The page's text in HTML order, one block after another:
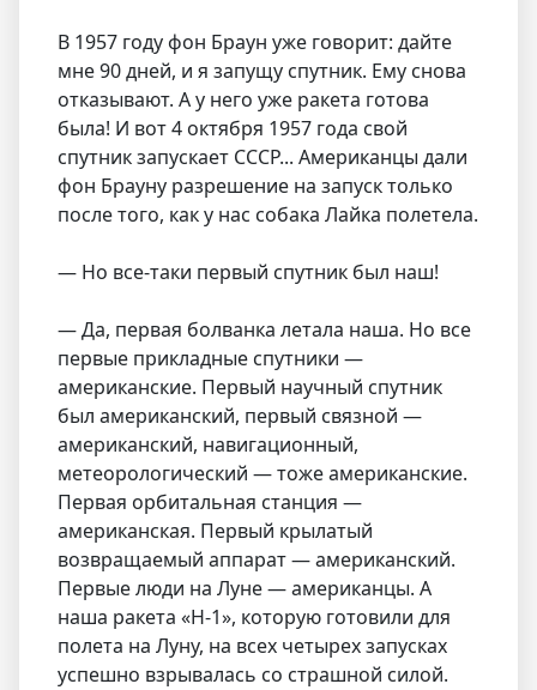
В 1957 году фон Браун уже говорит: дайте
мне 90 дней, и я запущу спутник. Ему снова
отказывают. А у него уже ракета готова
была! И вот 4 октября 1957 года свой
спутник запускает СССР... Американцы дали
фон Брауну разрешение на запуск только
после того, как у нас собака Лайка полетела.
— Но все-таки первый спутник был наш!
— Да, первая болванка летала наша. Но все
первые прикладные спутники —
американские. Первый научный спутник
был американский, первый связной —
американский, навигационный,
метеорологический — тоже американские.
Первая орбитальная станция —
американская. Первый крылатый
возвращаемый аппарат — американский.
Первые люди на Луне — американцы. А
наша ракета «Н-1», которую готовили для
полета на Луну, на всех четырех запусках
успешно взрывалась со страшной силой.